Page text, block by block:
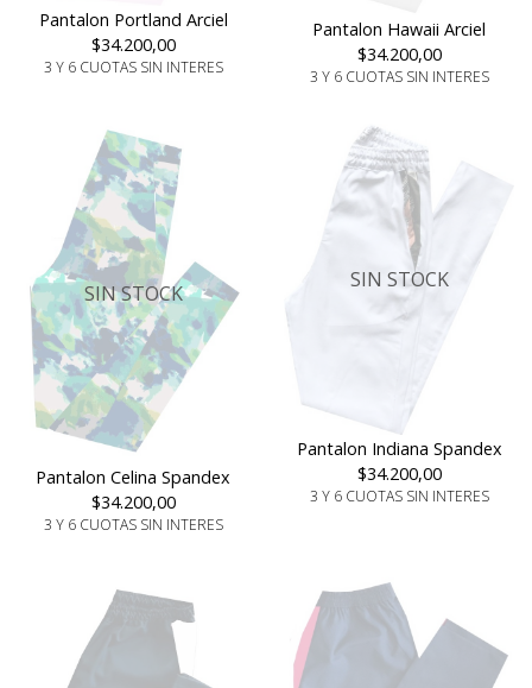
Pantalon Portland Arciel
$34.200,00
3 Y 6 CUOTAS SIN INTERES
Pantalon Hawaii Arciel
$34.200,00
3 Y 6 CUOTAS SIN INTERES
SIN STOCK
Pantalon Celina Spandex
$34.200,00
3 Y 6 CUOTAS SIN INTERES
SIN STOCK
Pantalon Indiana Spandex
$34.200,00
3 Y 6 CUOTAS SIN INTERES